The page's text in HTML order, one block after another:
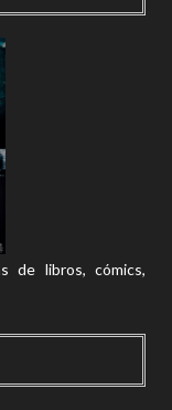
de libros, cómics,